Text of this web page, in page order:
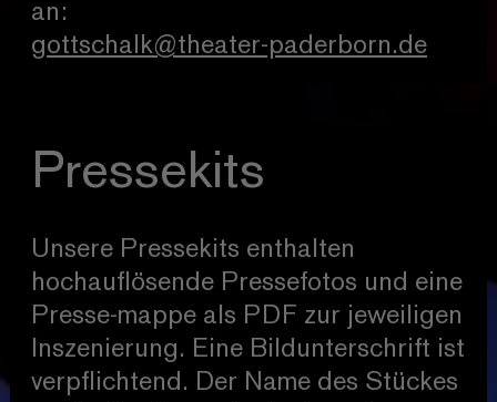
an:
gottschalk@theater-paderborn.de
Pressekits
Unsere Pressekits enthalten
hochauflösende Pressefotos und eine
Presse-mappe als PDF zur jeweiligen
Inszenierung. Eine Bildunterschrift ist
verpflichtend. Der Name des Stückes